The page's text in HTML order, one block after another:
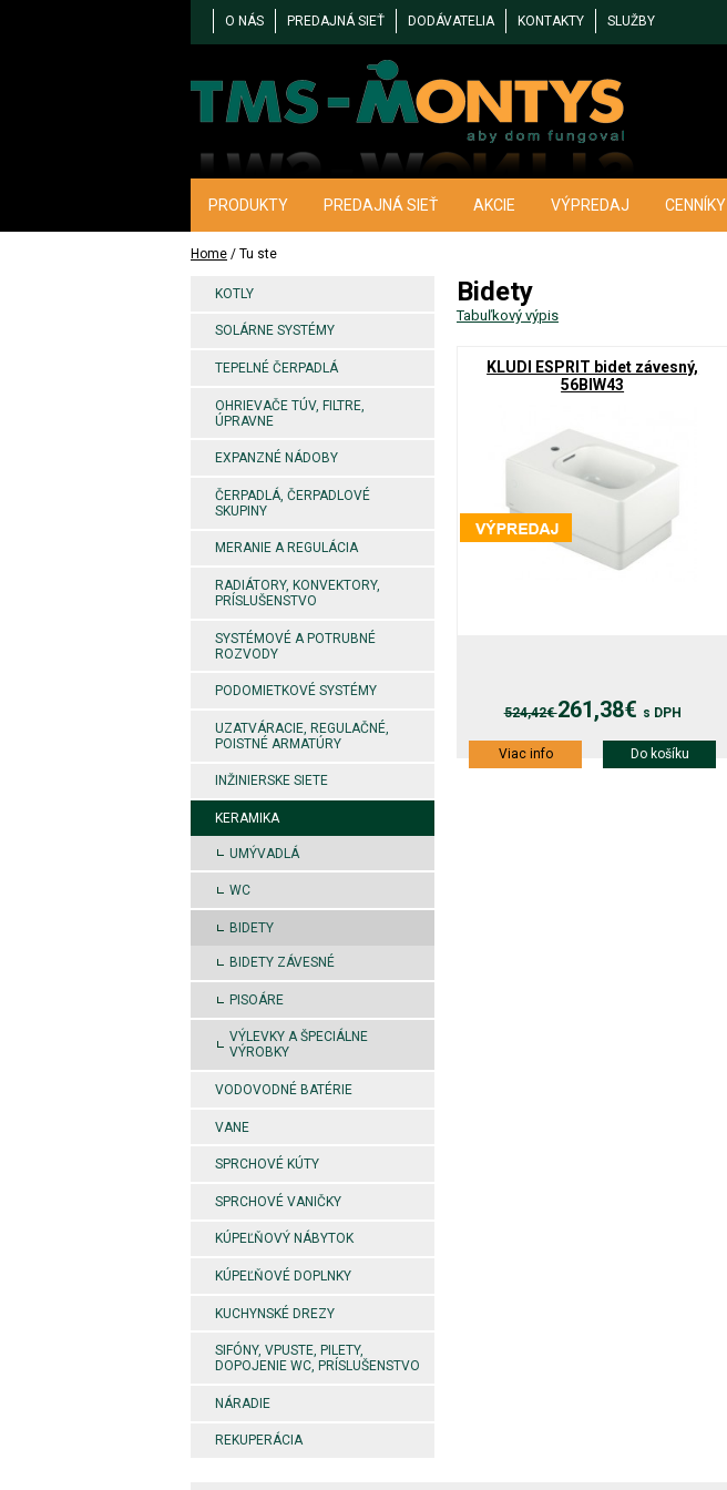
O NÁS PREDAJNÁ SIEŤ DODÁVATELIA KONTAKTY SLUŽBY
PRODUKTY PREDAJNÁ SIEŤ AKCIE VÝPREDAJ CENNÍKY
Home / Tu ste
KOTLY
SOLÁRNE SYSTÉMY
TEPELNÉ ČERPADLÁ
OHRIEVAČE TÚV, FILTRE,
ÚPRAVNE
EXPANZNÉ NÁDOBY
ČERPADLÁ, ČERPADLOVÉ
SKUPINY
MERANIE A REGULÁCIA
RADIÁTORY, KONVEKTORY,
PRÍSLUŠENSTVO
SYSTÉMOVÉ A POTRUBNÉ
ROZVODY
PODOMIETKOVÉ SYSTÉMY
UZATVÁRACIE, REGULAČNÉ,
POISTNÉ ARMATÚRY
INŽINIERSKE SIETE
KERAMIKA
UMÝVADLÁ
WC
BIDETY
BIDETY ZÁVESNÉ
PISOÁRE
VÝLEVKY A ŠPECIÁLNE
VÝROBKY
VODOVODNÉ BATÉRIE
VANE
SPRCHOVÉ KÚTY
SPRCHOVÉ VANIČKY
KÚPEĽŇOVÝ NÁBYTOK
KÚPEĽŇOVÉ DOPLNKY
KUCHYNSKÉ DREZY
SIFÓNY, VPUSTE, PILETY,
DOPOJENIE WC, PRÍSLUŠENSTVO
NÁRADIE
REKUPERÁCIA
Bidety
Tabuľkový výpis
KLUDI ESPRIT bidet závesný,
56BIW43
524,42€261,38€ s DPH
Viac info Do košíku